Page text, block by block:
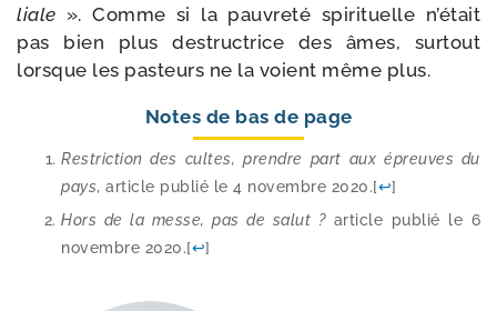
liale ». Comme si la pau­vre­té spi­ri­tuelle n’était
pas bien plus des­truc­trice des âmes, sur­tout
lorsque les pas­teurs ne la voient même plus.
Notes de bas de page
Restriction des cultes, prendre part aux épreuves du
pays, article publié le 4 novembre 2020.[↩]
Hors de la messe, pas de salut ?article publié le 6
novembre 2020.[↩]